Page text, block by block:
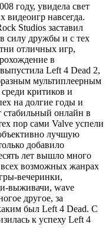
году, увидела свет
видеоигр навсегда.
Studios заставил
силу дружбы и с тех
отличных игр,
в
Left 4 Dead 2,
мультиплеерным
критиков и
на долгие годы и
стабильный онлайн в
пор сами Valve успели
лучшую
добавило
лет вышло много
возможных жанрах
вечеринки,
выживачи, wave
другое, за
был Left 4 Dead. С
к успеху Left 4